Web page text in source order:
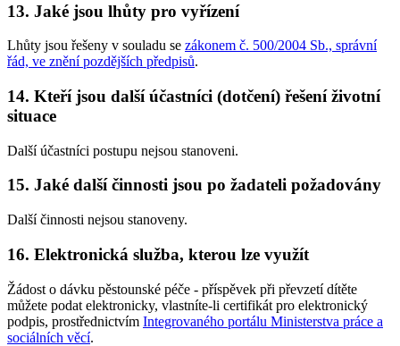
13. Jaké jsou lhůty pro vyřízení
Lhůty jsou řešeny v souladu se zákonem č. 500/2004 Sb., správní
řád, ve znění pozdějších předpisů.
14. Kteří jsou další účastníci (dotčení) řešení životní
situace
Další účastníci postupu nejsou stanoveni.
15. Jaké další činnosti jsou po žadateli požadovány
Další činnosti nejsou stanoveny.
16. Elektronická služba, kterou lze využít
Žádost o dávku pěstounské péče - příspěvek při převzetí dítěte
můžete podat elektronicky, vlastníte-li certifikát pro elektronický
podpis, prostřednictvím Integrovaného portálu Ministerstva práce a
sociálních věcí.